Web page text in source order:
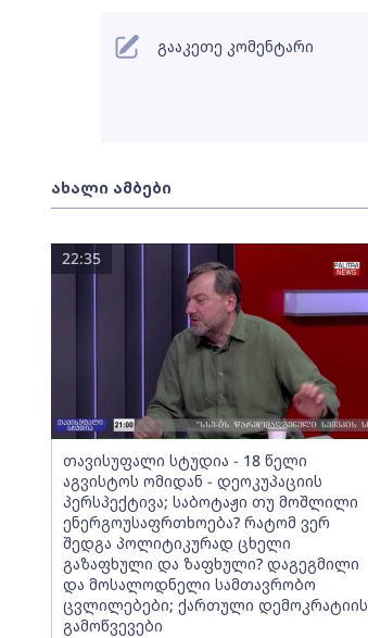
ახალი ამბები
თავისუფალი სტუდია - 18 წელი
აგვისტოს ომიდან - დეოკუპაციის
პერსპექტივა; საბოტაჟი თუ მოშლილი
ენერგოუსაფრთხოება? რატომ ვერ
შედგა პოლიტიკურად ცხელი
გაზაფხული და ზაფხული? დაგეგმილი
და მოსალოდნელი სამთავრობო
ცვლილებები; ქართული დემოკრატიის
გამოწვევები
22:35
გააკეთე კომენტარი